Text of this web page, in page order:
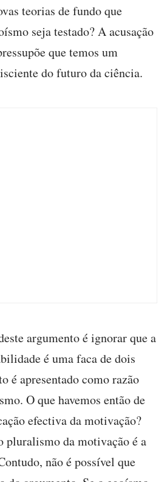
teorias de fundo que
seja testado? A acusação
que temos um
do futuro da ciência.
argumento é ignorar que a
é uma faca de dois
é apresentado como razão
O que havemos então de
efectiva da motivação?
pluralismo da motivação é a
não é possível que